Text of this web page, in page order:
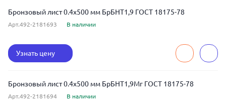
Бронзовый лист 0.4x500 мм БрБНТ1,9 ГОСТ 18175-78
Арт.492-2181693 В наличии
Узнать цену
Бронзовый лист 0.4x500 мм БрБНТ1,9Мг ГОСТ 18175-78
Арт.492-2181694 В наличии